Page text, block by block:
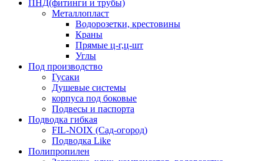
ПНД(фитинги и трубы)
Металлопласт
Водорозетки, крестовины
Краны
Прямые ц-г,ц-шт
Углы
Под производство
Гусаки
Душевые системы
корпуса под боковые
Подвесы и паспорта
Подводка гибкая
FIL-NOIX (Сад-огород)
Подводка Like
Полипропилен